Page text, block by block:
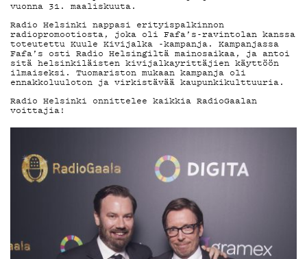
PODCAST
MAINOSTA
vuonna 31. maaliskuuta.
Radio Helsinki nappasi erityispalkinnon
radiopromootiosta, joka oli Fafa’s-ravintolan kanssa
toteutettu Kuule Kivijalka -kampanja. Kampanjassa
Fafa’s osti Radio Helsingiltä mainosaikaa, ja antoi
sitä helsinkiläisten kivijalkayrittäjien käyttöön
ilmaiseksi. Tuomariston mukaan kampanja oli
ennakkoluuloton ja virkistävää kaupunkikulttuuria.
Radio Helsinki onnittelee kaikkia RadioGaalan
voittajia!